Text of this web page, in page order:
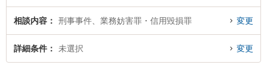
罪・信用毀損罪のトラブルを今すぐに弁護士に相談したい』『業務妨害罪・信
用毀損罪のトラブル解決の実績豊富な近くの弁護士を検索したい』『初回相談
無料で業務妨害罪・信用毀損罪を法律相談できる和歌山市内の弁護士に相談予
相談内容 刑事事件、業務妨害罪・信用毀損罪 変更
詳細条件 未選択 変更